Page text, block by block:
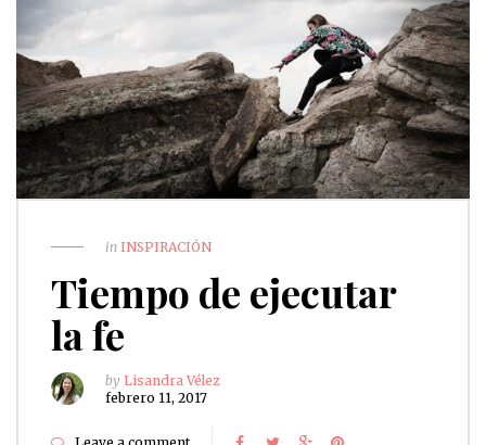
in INSPIRACIÓN
Tiempo de ejecutar
la fe
by Lisandra Vélez
febrero 11, 2017